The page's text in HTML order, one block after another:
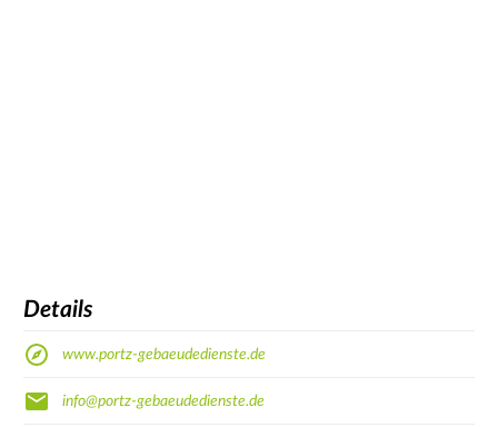
Details
www.portz-gebaeudedienste.de
info@portz-gebaeudedienste.de